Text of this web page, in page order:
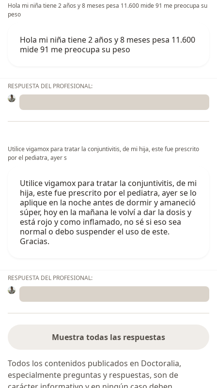
Hola mi niña tiene 2 años y 8 meses pesa 11.600 mide 91 me preocupa su
peso
Hola mi niña tiene 2 años y 8 meses pesa 11.600
mide 91 me preocupa su peso
RESPUESTA DEL PROFESIONAL:
Utilice vigamox para tratar la conjuntivitis, de mi hija, este fue prescrito
por el pediatra, ayer s
Utilice vigamox para tratar la conjuntivitis, de mi
hija, este fue prescrito por el pediatra, ayer se lo
aplique en la noche antes de dormir y amaneció
súper, hoy en la mañana le volví a dar la dosis y
está rojo y como inflamado, no sé si eso sea
normal o debo suspender el uso de este.
Gracias.
RESPUESTA DEL PROFESIONAL:
Muestra todas las respuestas
Todos los contenidos publicados en Doctoralia,
especialmente preguntas y respuestas, son de